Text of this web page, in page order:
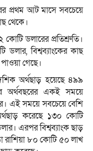
প্রথম আট মাসে সবচেয়ে
থেকে।
ডলারের প্রতিশ্রুতি।
বিশ্বব্যাংকের কাছ
গেছে।
অর্থছাড় হয়েছে ৪৯৯
একই সময়ে
এই সময়ে সবচেয়ে বেশি
করেছে ১৩০ কোটি
এরপর বিশ্বব্যাংক ছাড়
৮০ কোটি ৫০ লাখ